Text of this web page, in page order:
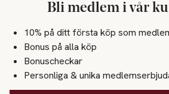
Bli medlem i vår
10% på ditt första köp som
Bonus på alla köp
Bonuscheckar
Personliga & unika